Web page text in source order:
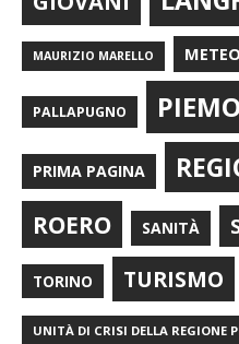
MAURIZIO MARELLO METEO
PALLAPUGNO
PRIMA PAGINA
ROERO SANITÀ
TORINO TURISMO
UNITÀ DI CRISI DELLA REGIONE